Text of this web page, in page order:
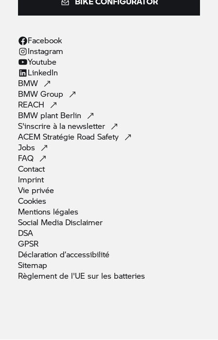
Facebook
Instagram
Youtube
LinkedIn
BMW
BMWGroup
REACH
BMW plant Berlin
S'inscrire à la newsletter
ACEM Stratégie RoadSafety
Jobs
FAQ
Contact
Imprint
Vie privée
Cookies
Mentions légales
Social Media Disclaimer
DSA
GPSR
Déclarationd’accessibilité
Sitemap
Règlement de l'UE sur les batteries